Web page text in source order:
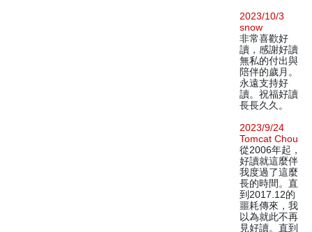
2023/10/3
snow
非常喜歡好
讀，感謝好讀
無私的付出與
陪伴的歲月。
永遠支持好
讀。祝福好讀
長長久久。
2023/9/24
Tomcat Chou
從2006年起，
好讀就這麼伴
我度過了這麼
長的時間。直
到2017.12的
噩耗傳來，我
以為就此不再
見好讀。直到